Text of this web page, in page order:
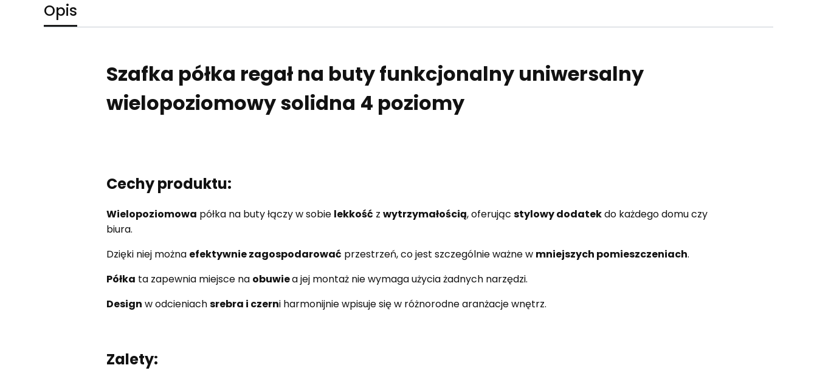
Opis
Szafka półka regał na buty funkcjonalny uniwersalny
wielopoziomowy solidna 4 poziomy
Cechy produktu:
Wielopoziomowa półka na buty łączy w sobie lekkość z wytrzymałością, oferując stylowy dodatekdo każdego domu czy
biura.
Dzięki niej można efektywnie zagospodarować przestrzeń, co jest szczególnie ważne w mniejszych pomieszczeniach.
Półka ta zapewnia miejsce na obuwiea jej montaż nie wymaga użycia żadnych narzędzi.
Design w odcieniachsrebra i czerni harmonijnie wpisuje się w różnorodne aranżacje wnętrz.
Zalety: